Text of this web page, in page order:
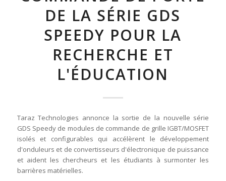
DE LA SÉRIE GDS
SPEEDY POUR LA
RECHERCHE ET
L'ÉDUCATION
Taraz Technologies annonce la sortie de la nouvelle série
GDS Speedy de modules de commande de grille IGBT/MOSFET
isolés et configurables qui accélèrent le développement
d'onduleurs et de convertisseurs d'électronique de puissance
et aident les chercheurs et les étudiants à surmonter les
barrières matérielles.